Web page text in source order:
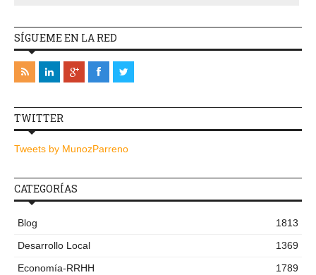
SÍGUEME EN LA RED
TWITTER
Tweets by MunozParreno
CATEGORÍAS
Blog
1813
Desarrollo Local
1369
Economía-RRHH
1789